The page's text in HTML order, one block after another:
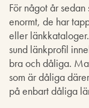
För något år
enormt, de har
eller
sund länkprofil
bra och dåliga.
som är dåliga
på enbart dåliga